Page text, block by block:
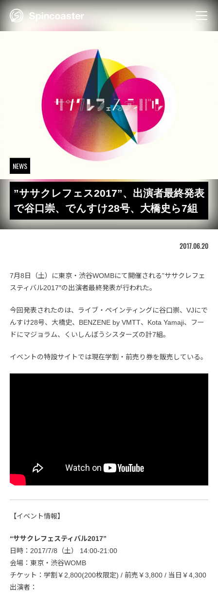
Skip
NEWS
”ササクレフェス2017”、出演者最終発表
で谷口崇、でんすけ28号、大橋史ら7組
2017.06.20
7月8日（土）に東京・渋谷WOMBにて開催される”ササクレフェ
スティバル2017″の出演者最終発表が行われた。
今回発表されたのは、ライブ・ペインティングに谷口崇、VJにで
んすけ28号、大橋史、BENZENE by VMTT、Kota Yamaji、フー
ドにマジョラム、くいしんぼうシスターズの計7組。
イベントの特設サイトでは現在学割・前売り券を販売している。
【イベント情報】
“ササクレフェスティバル2017”
日時：2017/7/8（土） 14:00-21:00
会場：東京・渋谷WOMB
チケット：学割￥2,800(200枚限定) / 前売￥3,800 / 当日￥4,300
出演者：